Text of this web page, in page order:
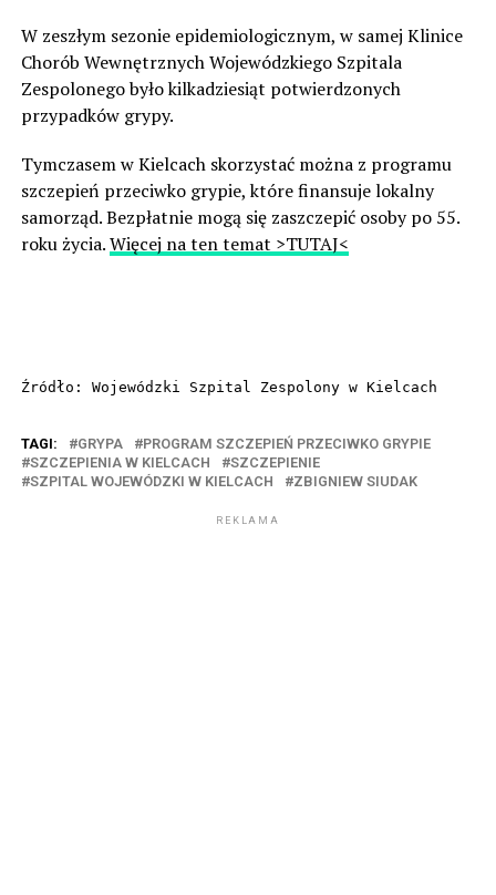
W zeszłym sezonie epidemiologicznym, w samej Klinice
Chorób Wewnętrznych Wojewódzkiego Szpitala
Zespolonego było kilkadziesiąt potwierdzonych
przypadków grypy.
Tymczasem w Kielcach skorzystać można z programu
szczepień przeciwko grypie, które finansuje lokalny
samorząd. Bezpłatnie mogą się zaszczepić osoby po 55.
roku życia.Więcej na ten temat >TUTAJ<
Źródło: Wojewódzki Szpital Zespolony w Kielcach
TAGI: GRYPA
PROGRAM SZCZEPIEŃ PRZECIWKO GRYPIE
SZCZEPIENIA W KIELCACH
SZCZEPIENIE
SZPITAL WOJEWÓDZKI W KIELCACH
ZBIGNIEW SIUDAK
REKLAMA